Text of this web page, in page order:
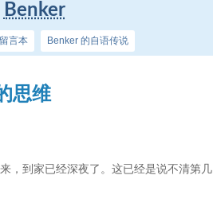
Benker
留言本 Benker 的自语传说
思维
，到家已经深夜了。这已经是说不清第几